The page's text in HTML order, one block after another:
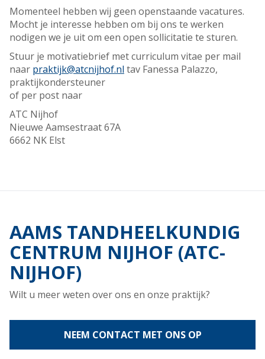
Momenteel hebben wij geen openstaande vacatures.
Mocht je interesse hebben om bij ons te werken
nodigen we je uit om een open sollicitatie te sturen.
Stuur je motivatiebrief met curriculum vitae per mail
naar praktijk@atcnijhof.nl tav Fanessa Palazzo,
praktijkondersteuner
of per post naar
ATC Nijhof
Nieuwe Aamsestraat 67A
6662 NK Elst
AAMS TANDHEELKUNDIG
CENTRUM NIJHOF (ATC-
NIJHOF)
Wilt u meer weten over ons en onze praktijk?
NEEM CONTACT MET ONS OP